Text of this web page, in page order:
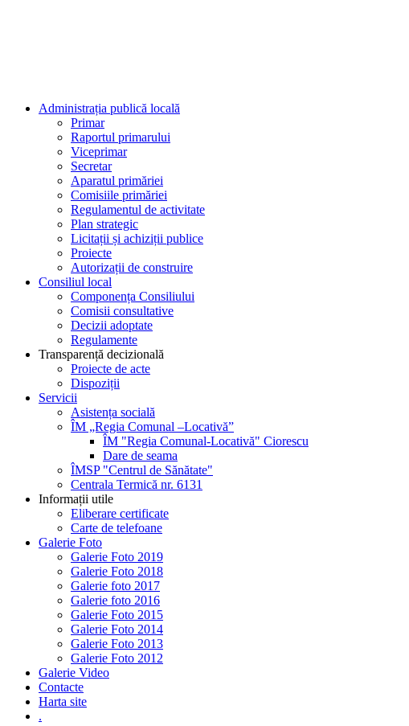
Administrația publică locală
Primar
Raportul primarului
Viceprimar
Secretar
Aparatul primăriei
Comisiile primăriei
Regulamentul de activitate
Plan strategic
Licitații și achiziții publice
Proiecte
Autorizații de construire
Consiliul local
Componența Consiliului
Comisii consultative
Decizii adoptate
Regulamente
Transparență decizională
Proiecte de acte
Dispoziții
Servicii
Asistența socială
ÎM „Regia Comunal –Locativă”
ÎM "Regia Comunal-Locativă" Ciorescu
Dare de seama
ÎMSP "Centrul de Sănătate"
Centrala Termică nr. 6131
Informații utile
Eliberare certificate
Carte de telefoane
Galerie Foto
Galerie Foto 2019
Galerie Foto 2018
Galerie foto 2017
Galerie foto 2016
Galerie Foto 2015
Galerie Foto 2014
Galerie Foto 2013
Galerie Foto 2012
Galerie Video
Contacte
Harta site
.